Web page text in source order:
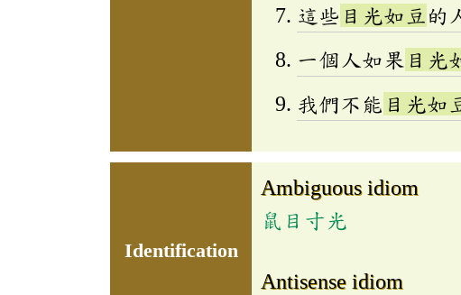
這些 目光如豆 的
一個人如果 目光
我們不能 目光如
Identification
Ambiguous idiom
鼠目寸光
Antisense idiom